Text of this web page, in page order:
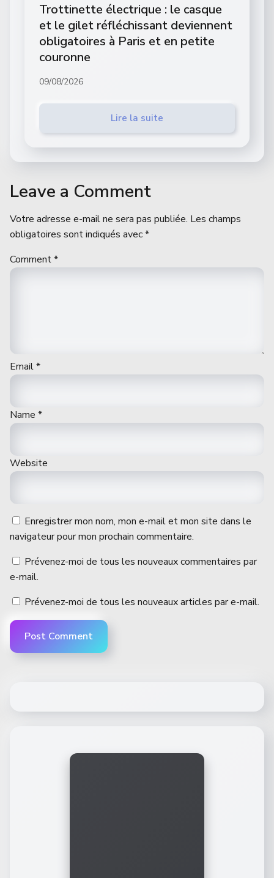
Trottinette électrique : le casque
et le gilet réfléchissant deviennent
obligatoires à Paris et en petite
couronne
09/08/2026
Lire la suite
Leave a Comment
Votre adresse e-mail ne sera pas publiée. Les champs
obligatoires sont indiqués avec*
Comment*
Email*
Name *
Website
Enregistrer mon nom, mon e-mail et mon site dans le
navigateur pour mon prochain commentaire.
Prévenez-moi de tous les nouveaux commentaires par
e-mail.
Prévenez-moi de tous les nouveaux articles par e-mail.